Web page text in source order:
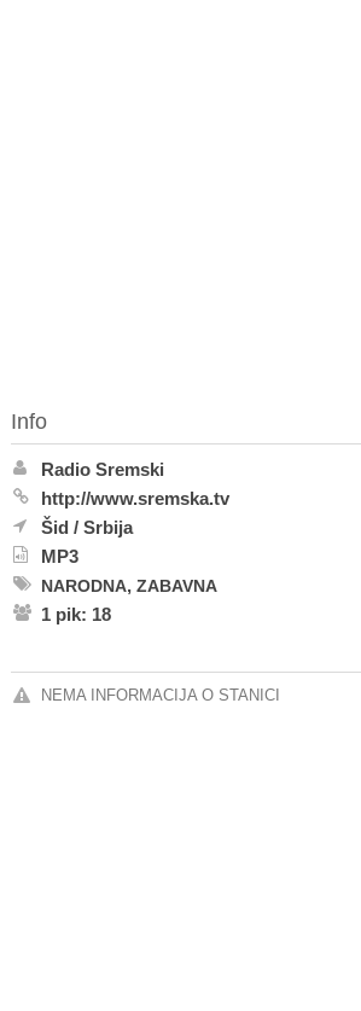
Info
Radio Sremski
http://www.sremska.tv
Šid / Srbija
MP3
NARODNA, ZABAVNA
1 pik: 18
NEMA INFORMACIJA O STANICI